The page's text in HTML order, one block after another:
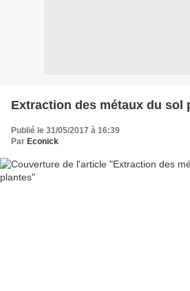
Extraction des métaux du sol
Publié le 31/05/2017 à 16:39
Par Econick